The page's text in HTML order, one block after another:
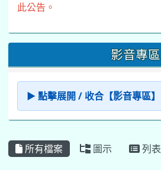
此公告。
影音專區
▶ 點擊展開 / 收合【影音專區】
所有檔案 圖示 列表